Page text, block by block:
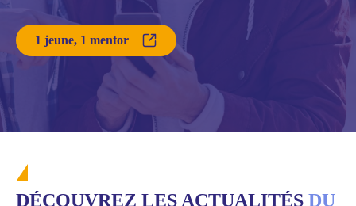
1 jeune, 1 mentor
DÉCOUVREZ LES ACTUALITÉS DU